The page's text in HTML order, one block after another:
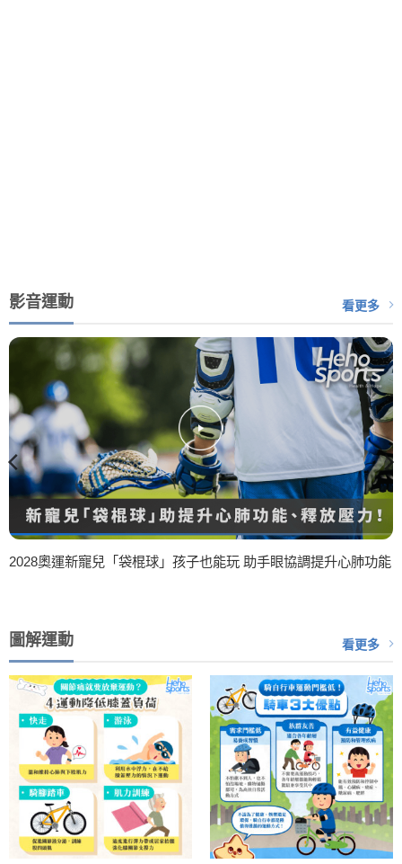
影音運動 看更多
2028奧運新寵兒「袋棍球」孩子也能玩 助手眼協調提升心肺功能
圖解運動 看更多